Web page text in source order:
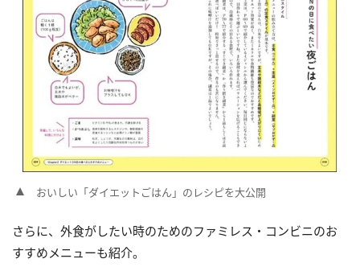
おいしい「ダイエットごはん」のレシピを大公開
さらに、外食がしたい時のためのファミレス・コンビニのお
すすめメニューも紹介。